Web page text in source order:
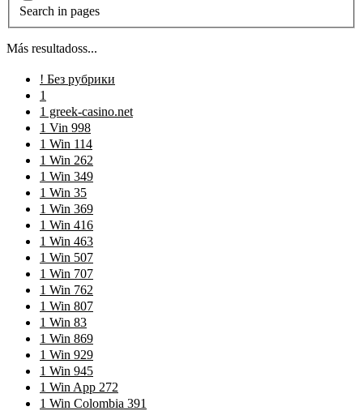
Search in pages
Más resultadoss...
! Без рубрики
1
1 greek-casino.net
1 Vin 998
1 Win 114
1 Win 262
1 Win 349
1 Win 35
1 Win 369
1 Win 416
1 Win 463
1 Win 507
1 Win 707
1 Win 762
1 Win 807
1 Win 83
1 Win 869
1 Win 929
1 Win 945
1 Win App 272
1 Win Colombia 391